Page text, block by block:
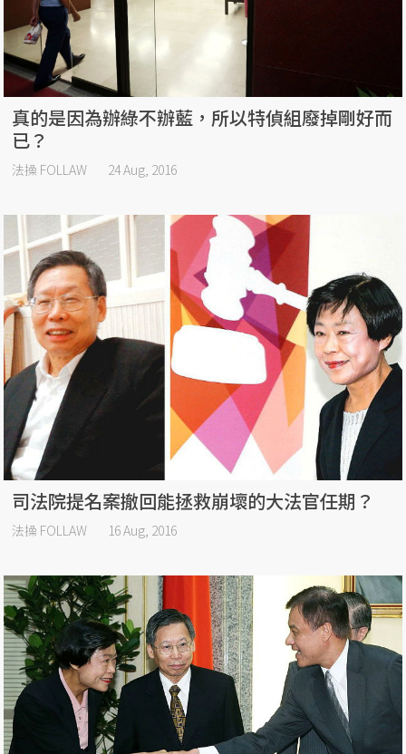
真的是因為辦綠不辦藍，所以特偵組廢掉剛好而
已？
法操 FOLLAW 24 Aug, 2016
司法院提名案撤回能拯救崩壞的大法官任期？
法操 FOLLAW 16 Aug, 2016